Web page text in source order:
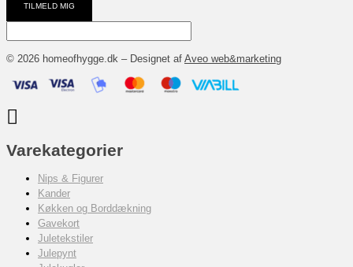
TILMELD MIG
© 2026 homeofhygge.dk – Designet af Aveo web&marketing
Varekategorier
Nips & Figurer
Kander
Køkken og Borddækning
Gavekort
Juletekstiler
Julepynt